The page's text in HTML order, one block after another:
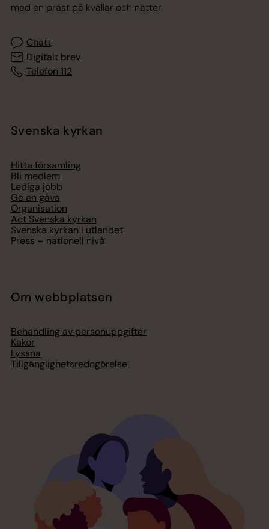
med en präst på kvällar och nätter.
Chatt
Digitalt brev
Telefon 112
Svenska kyrkan
Hitta församling
Bli medlem
Lediga jobb
Ge en gåva
Organisation
Act Svenska kyrkan
Svenska kyrkan i utlandet
Press – nationell nivå
Om webbplatsen
Behandling av personuppgifter
Kakor
Lyssna
Tillgänglighetsredogörelse